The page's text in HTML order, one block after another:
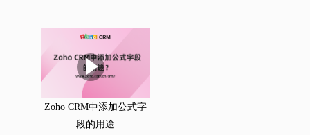
Zoho CRM中添加公式字
段的用途